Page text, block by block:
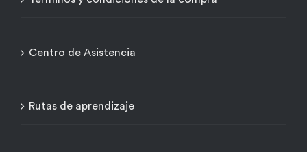
Centro de Asistencia
Rutas de aprendizaje